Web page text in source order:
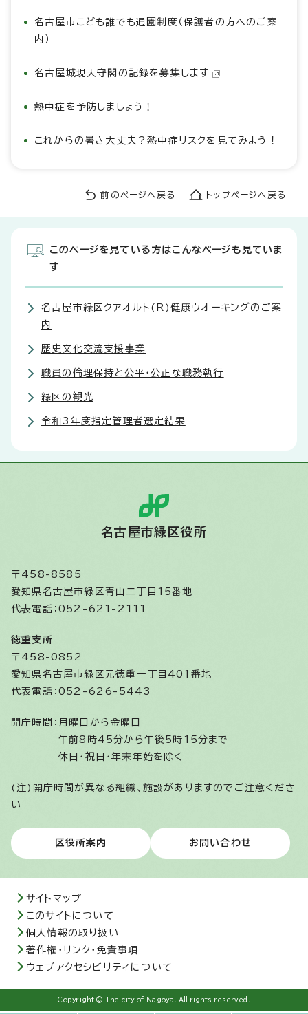
名古屋市こども誰でも通園制度（保護者の方へのご案
内）
名古屋城現天守閣の記録を募集します
熱中症を予防しましょう！
これからの暑さ大丈夫？熱中症リスクを見てみよう！
前のページへ戻る トップページへ戻る
このページを見ている方はこんなページも見ていま
す
名古屋市緑区クアオルト(R)健康ウオーキングのご案
内
歴史文化交流支援事業
職員の倫理保持と公平・公正な職務執行
緑区の観光
令和3年度指定管理者選定結果
名古屋市緑区役所
〒458-8585
愛知県名古屋市緑区青山二丁目15番地
代表電話：052-621-2111
徳重支所
〒458-0852
愛知県名古屋市緑区元徳重一丁目401番地
代表電話：052-626-5443
開庁時間： 月曜日から金曜日
午前8時45分から午後5時15分まで
休日・祝日・年末年始を除く
(注)開庁時間が異なる組織、施設がありますのでご注意くださ
い
区役所案内 お問い合わせ
サイトマップ
このサイトについて
個人情報の取り扱い
著作権・リンク・免責事項
ウェブアクセシビリティについて
Copyright © The city of Nagoya. All rights reserved.